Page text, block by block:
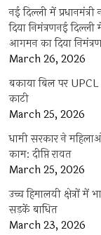
नई दिल्ली में
दिया निमंत्रणनई दिल्ली
आगमन का दिया
March 26, 2026
बकाया बिल पर
काटी
March 25, 2026
धामी सरकार ने
काम: दीप्ति रावत
March 25, 2026
उच्च हिमालयी क्षेत्रों
सड़कें बाधित
March 23, 2026